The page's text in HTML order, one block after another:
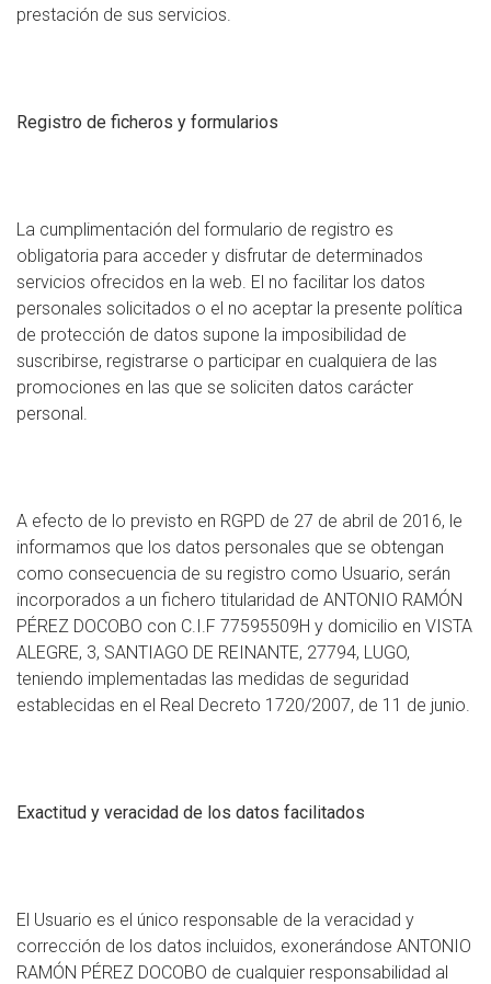
prestación de sus servicios.
Registro de ficheros y formularios
La cumplimentación del formulario de registro es
obligatoria para acceder y disfrutar de determinados
servicios ofrecidos en la web. El no facilitar los datos
personales solicitados o el no aceptar la presente política
de protección de datos supone la imposibilidad de
suscribirse, registrarse o participar en cualquiera de las
promociones en las que se soliciten datos carácter
personal.
A efecto de lo previsto en RGPD de 27 de abril de 2016, le
informamos que los datos personales que se obtengan
como consecuencia de su registro como Usuario, serán
incorporados a un fichero titularidad de ANTONIO RAMÓN
PÉREZ DOCOBO con C.I.F 77595509H y domicilio en VISTA
ALEGRE, 3, SANTIAGO DE REINANTE, 27794, LUGO,
teniendo implementadas las medidas de seguridad
establecidas en el Real Decreto 1720/2007, de 11 de junio.
Exactitud y veracidad de los datos facilitados
El Usuario es el único responsable de la veracidad y
corrección de los datos incluidos, exonerándose ANTONIO
RAMÓN PÉREZ DOCOBO de cualquier responsabilidad al